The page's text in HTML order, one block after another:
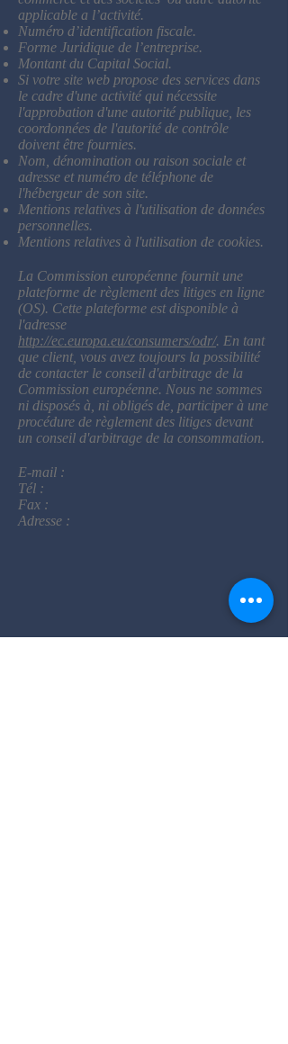
applicable a l’activité.
Numéro d’identification fiscale.
Forme Juridique de l’entreprise.
Montant du Capital Social.
Si votre site web propose des services dans
le cadre d'une activité qui nécessite
l'approbation d'une autorité publique, les
coordonnées de l'autorité de contrôle
doivent être fournies. ​​​
Nom, dénomination ou raison sociale et
adresse et numéro de téléphone de
l'hébergeur de son site.
Mentions relatives à l'utilisation de données
personnelles.
Mentions relatives à l'utilisation de cookies.
La Commission européenne fournit une
plateforme de règlement des litiges en ligne
(OS). Cette plateforme est disponible à
l'adresse
http://ec.europa.eu/consumers/odr/. En tant
que client, vous avez toujours la possibilité
de contacter le conseil d'arbitrage de la
Commission européenne. Nous ne sommes
ni disposés à, ni obligés de, participer à une
procédure de règlement des litiges devant
un conseil d'arbitrage de la consommation.
E-mail :
Tél :
Fax :
Adresse :